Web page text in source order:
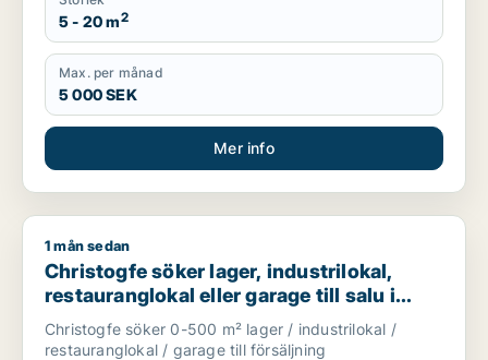
5 - 20 m2
Max. per månad
5 000 SEK
Mer info
Christogfe söker lager, industrilokal, restauranglokal eller
1 mån sedan
Christogfe söker lager, industrilokal,
restauranglokal eller garage till salu i
Nykvarn, Stockholm Innerstad eller
Kungsholmen m.fl.
Christogfe söker 0-500 m² lager / industrilokal /
restauranglokal / garage till försäljning